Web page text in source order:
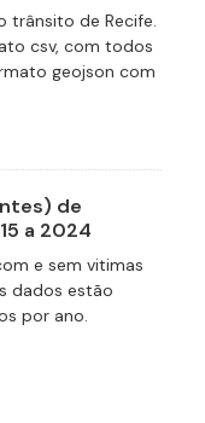
trânsito de Recife.
csv, com todos
geojson com
de
a 2024
e sem vitimas
dados estão
por ano.